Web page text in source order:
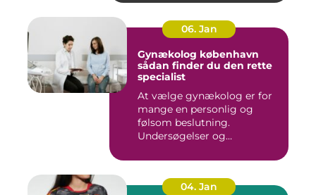
06. Jan
Gynækolog københavn
sådan finder du den rette
specialist
At vælge gynækolog er for
mange en personlig og
følsom beslutning.
Undersøgelser og
04. Jan